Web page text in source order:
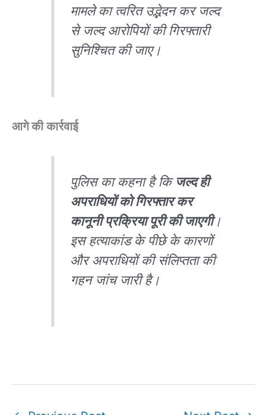
मामले का त्वरित उद्भेदन कर जल्द
से जल्द आरोपियों की गिरफ्तारी
सुनिश्चित की जाए।
आगे की कार्रवाई
पुलिस का कहना है किजल्द ही
अपराधियों को गिरफ्तार कर
कानूनी प्रक्रिया पूरी की जाएगी।
इस हत्याकांड के पीछे के कारणों
और अपराधियों की संलिप्तता की
गहन जांच जारी है।